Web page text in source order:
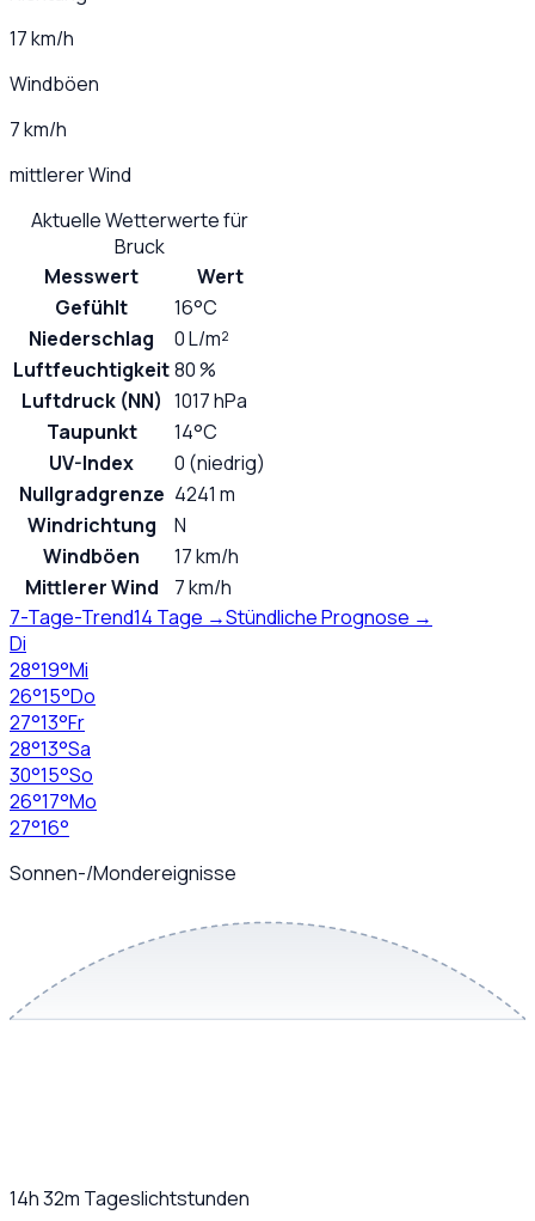
17 km/h
Windböen
7 km/h
mittlerer Wind
Aktuelle Wetterwerte für
Bruck
Messwert
Wert
Gefühlt
16°C
Niederschlag
0 L/m²
Luftfeuchtigkeit80 %
Luftdruck (NN) 1017 hPa
Taupunkt
14°C
UV-Index
0 (niedrig)
Nullgradgrenze 4241 m
Windrichtung
N
Windböen
17 km/h
Mittlerer Wind
7 km/h
7-Tage-Trend14 Tage →Stündliche Prognose →
Di
28°19°Mi
26°15°Do
27°13°Fr
28°13°Sa
30°15°So
26°17°Mo
27°16°
Sonnen-/Mondereignisse
14h 32m Tageslichtstunden